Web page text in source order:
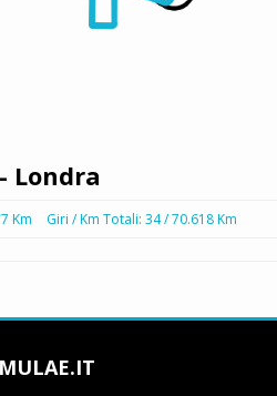
Londra
Km Giri / Km Totali: 34 / 70.618 Km